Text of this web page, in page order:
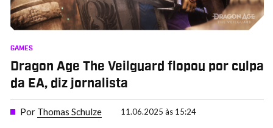
GAMES
Dragon Age The Veilguard flopou por culpa
da EA, diz jornalista
Por Thomas Schulze 11.06.2025 às 15:24